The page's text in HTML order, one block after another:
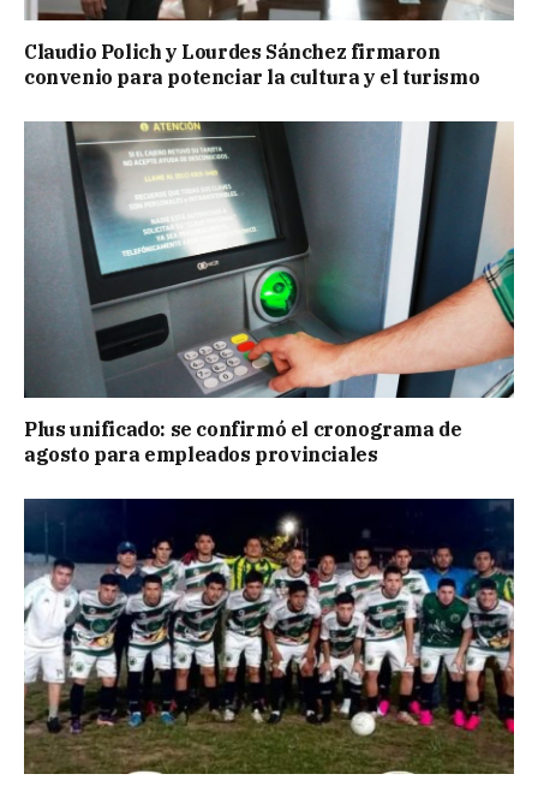
Claudio Polich y Lourdes Sánchez firmaron
convenio para potenciar la cultura y el turismo
Plus unificado: se confirmó el cronograma de
agosto para empleados provinciales